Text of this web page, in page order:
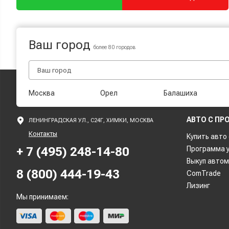
Ваш город более 80 городов
Москва Орел Балашиха
ЛЕНИНГРАДСКАЯ УЛ., С24Г, ХИМКИ, МОСКВА
Контакты
+ 7 (495) 248-14-80
8 (800) 444-19-43
Мы принимаем:
АВТО С
Купить
Программа
Выкуп
ComTrade
Лизинг